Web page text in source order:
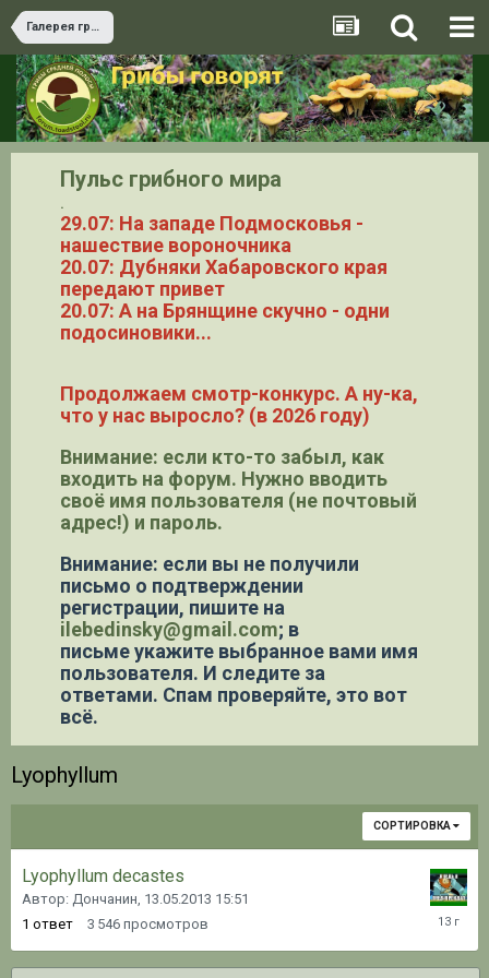
Галерея грибов
Пульс грибного мира
.
29.07: На западе Подмосковья -
нашествие вороночника
20.07: Дубняки Хабаровского края
передают привет
20.07: А на Брянщине скучно - одни
подосиновики...
Продолжаем смотр-конкурс. А ну-ка,
что у нас выросло? (в 2026 году)
Внимание: если кто-то забыл, как
входить на форум. Нужно вводить
своё имя пользователя (не почтовый
адрес!) и пароль.
Внимание: если вы не получили
письмо о подтверждении
регистрации, пишите на
ilebedinsky@gmail.com; в
письме укажите выбранное вами имя
пользователя. И следите за
ответами. Спам проверяйте, это вот
всё.
Lyophyllum
СОРТИРОВКА
Lyophyllum decastes
Автор: Дончанин, 13.05.2013 15:51
1 ответ 3 546 просмотров